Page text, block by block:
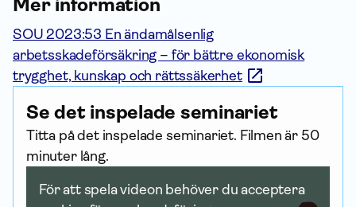
Mer information
SOU 2023:53 En ändamålsenlig
arbetsskadeförsäkring – för bättre ekonomisk
trygghet, kunskap och rättssäkerhet
För att spela videon behöver du acceptera
Se det inspelade seminariet
Titta på det inspelade seminariet. Filmen är 50
minuter lång.